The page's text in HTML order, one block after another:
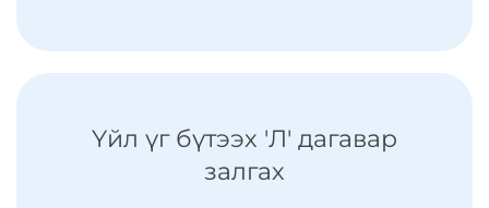
Үйл үг бүтээх 'Л' дагавар
залгах